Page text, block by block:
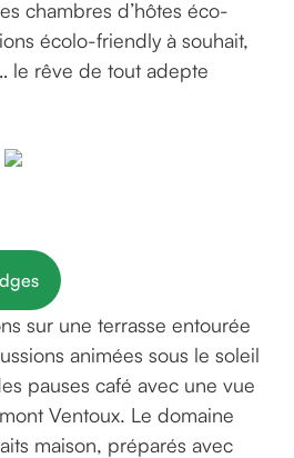
chambres d’hôtes éco-
écolo-friendly à souhait,
le rêve de tout adepte
sur une terrasse entourée
animées sous le soleil
pauses café avec une vue
Ventoux. Le domaine
maison, préparés avec